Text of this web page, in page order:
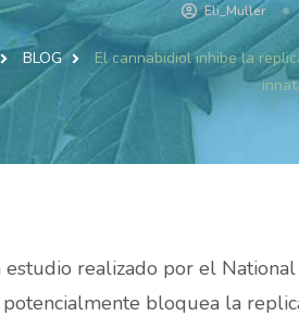
Eli_Muller
BLOG
El cannabidiol inhibe la
estudio realizado por el
bloquea la